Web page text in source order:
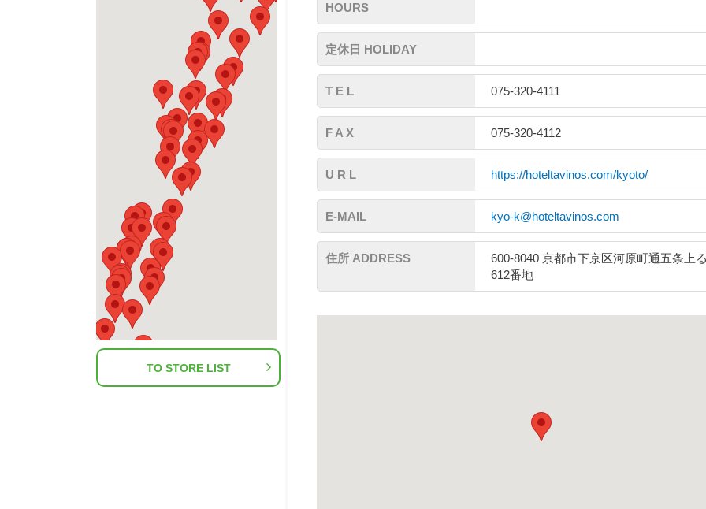
HOURS
定休日 HOLIDAY
T E L 075-320-4111
F A X 075-320-4112
U R L https://hoteltavinos.com/kyoto/
E-MAIL kyo-k@hoteltavinos.com
住所 ADDRESS
600-8040 京都市下京区河原町通五条上
612番地
TO STORE LIST